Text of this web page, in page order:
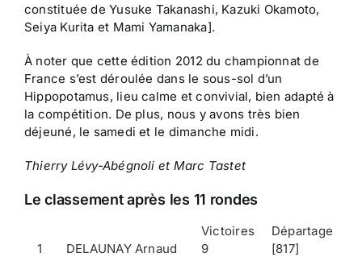
constituée de Yusuke Takanashi, Kazuki Okamoto,
Seiya Kurita et Mami Yamanaka].
À noter que cette édition 2012 du championnat de
France s’est déroulée dans le sous-sol d’un
Hippopotamus, lieu calme et convivial, bien adapté à
la compétition. De plus, nous y avons très bien
déjeuné, le samedi et le dimanche midi.
Thierry Lévy-Abégnoli et Marc Tastet
Le classement après les 11 rondes
Victoires
Départage
1
DELAUNAY Arnaud 9
[817]